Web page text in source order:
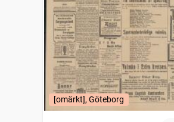
[omärkt], Göteborg